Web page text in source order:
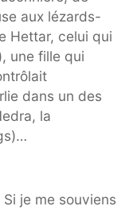
aux lézards-
Hettar, celui qui
une fille qui
dans un des
la
je me souviens